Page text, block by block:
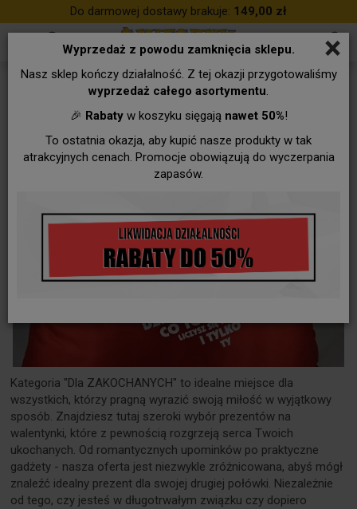
×
Wyprzedaż z powodu zamknięcia sklepu.
Nasz sklep kończy działalność. Z tej okazji przygotowaliśmy
wyprzedaż całego asortymentu.
🎉 Rabatyw koszyku sięgają nawet 50%!
To ostatnia okazja, aby kupić nasze produkty w tak
atrakcyjnych cenach. Promocje obowiązują do wyczerpania
zapasów.
Do darmowej dostawy brakuje: 149,00 zł
Dla ZAKOCHANYCH (Walentynki)
Kategoria "Dla ZAKOCHANYCH" to idealne miejsce dla
wszystkich, którzy pragną wyrazić swoją miłość w wyjątkowy
sposób. Znajdziesz tutaj szeroki wybór prezentów na
walentynki, które z pewnością rozgrzeją serca Twoich
ukochanych. Od romantycznych upominków po praktyczne
gadżety - nasza oferta jest niezwykle zróżnicowana, abyś mógł
znaleźć idealny prezent dla swojej drugiej połówki. Niezależnie
od tego, czy jesteś w długotrwałym związku czy dopiero